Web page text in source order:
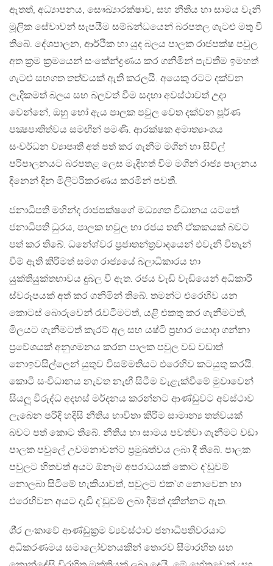
ඇතත්, අධ්‍යාපනය, සෞඛ්‍යාරක්ෂාව, සහ නීතිය හා සාමය වැනි
මූලික සේවාවන් සැපයීම සම්බන්ධයෙන් බරපතල ගැටළු මතු වී
තිබේ. දේශපාලන, ආර්ථික හා යුද බලය පාලක රාජපක්ෂ පවුල
අත ක‍්‍රම ක‍්‍රමයෙන් සංකේන්ද්‍රණය කර ගනිමින් පැවතීම ඉමහත්
ගැටළු සහගත තත්වයක් ඇති කරලයි. අයෙකු රටට දක්වන
ලැදිකමත් බලය සහ බලවත් වීම සදහා අවස්ථාවත් උදා
වෙන්නේ, ඔහු හෝ ඇය පාලක පවුල වෙත දක්වන පූර්ණ
පක්‍ෂපාතිත්වය සමඟින් පමණි. ආරක්ෂක අමාත්‍යාංශය
සංවර්ධන ව්‍යාපෘති අත් පත් කර ගැනීම මගින් හා සිවිල්
පරිපාලනයට බරපතළ ලෙස මැදිහත් වීම මගින් රාජ්‍ය පාලනය
දිනෙන් දින මිලිටරිකරණය කරමින් පවතී.
ජනාධිපති මහින්ද රාජපක්ෂගේ මධ්‍යගත විධානය යටතේ
ජනාධිපති ධුරය, පාලක හවුල හා රජය තනි ඒකකයක් බවට
පත් කර තිබේ. ධනේශ්වර ප‍්‍රජාතන්ත‍්‍රවාදයෙන් එවැනි විතැන්
වීම් ඇති කිරීමත් සමග රාජ්‍යයේ බලාධිකාරය හා
යුක්තියුක්තභාවය දුබල වී ඇත. රජය වැඩි වැඩියෙන් අධිකාරී
ස්වරූපයක් අත් කර ගනිමින් තිබේ. තමන්ට එරෙහිව යන
කොටස් බොරුවෙන් රැවටීමටත්, යළි එකතු කර ගැනීමටත්,
මිලයට ගැනීමටත් කැරට් අල සහ යෂ්ටි ප‍්‍රහාර යොදා ගන්නා
ප‍්‍රවේශයක් අනුගමනය කරන පාලක පවුල වඩ වඩාත්
නොඉවසිල්ලෙන් යුතුව විසම්මතියට එරෙහිව කටයුතු කරයි.
කොටි සංවිධානය නැවත නැඟී සිටීම වැළැක්වීමේ මුවාවෙන්
සියලූ විරුද්ධ අදහස් මර්දනය කරන්නට ආණ්ඩුවට අවස්ථාව
ලැබෙන පරිදි හදිසි නීතිය භාවිතා කිරීම සාමාන්‍ය තත්වයක්
බවට පත් කොට තිබේ. නීතිය හා සාමය පවත්වා ගැනීමට වඩා
පාලක පවුලේ උවමනාවන්ට ප‍්‍රමුඛත්වය ලබා දී තිබේ. පාලක
පවුලට හිතවත් අයට ඕනෑම අපරාධයක් කොට ද`ඩුවම්
නොලබා සිටිමේ හැකියාවත්, පවුලට එක`ග නොවෙන හා
එරෙහිවන අයට දැඩි ද`ඩුවම් ලබා දීමත් දකින්නට ඇත.
ශී‍්‍ර ලංකාවේ ආණ්ඩුක‍්‍රම ව්‍යවස්ථාව ජනාධිපතිවරයාට
අධිකරණමය සමාලෝචනයකින් තොරව සීමාරහිත සහ